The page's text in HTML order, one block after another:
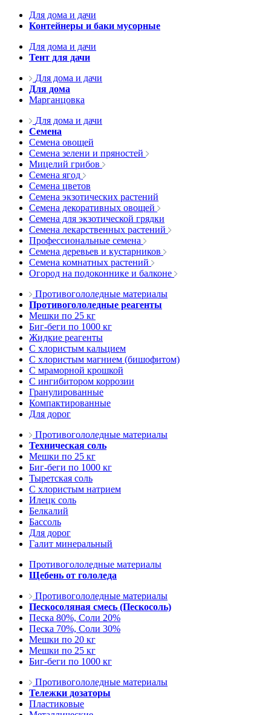
Для дома и дачи
Контейнеры и баки мусорные
Для дома и дачи
Тент для дачи
Для дома и дачи
Для дома
Марганцовка
Для дома и дачи
Семена
Семена овощей
Семена зелени и пряностей
Мицелий грибов
Семена ягод
Семена цветов
Семена экзотических растений
Семена декоративных овощей
Семена для экзотической грядки
Семена лекарственных растений
Профессиональные семена
Семена деревьев и кустарников
Семена комнатных растений
Огород на подоконнике и балконе
Противогололедные материалы
Противогололедные реагенты
Мешки по 25 кг
Биг-беги по 1000 кг
Жидкие реагенты
С хлористым кальцием
С хлористым магнием (бишофитом)
С мраморной крошкой
С ингибитором коррозии
Гранулированные
Компактированные
Для дорог
Противогололедные материалы
Техническая соль
Мешки по 25 кг
Биг-беги по 1000 кг
Тыретская соль
С хлористым натрием
Илецк соль
Белкалий
Бассоль
Для дорог
Галит минеральный
Противогололедные материалы
Щебень от гололеда
Противогололедные материалы
Пескосоляная смесь (Пескосоль)
Песка 80%, Соли 20%
Песка 70%, Соли 30%
Мешки по 20 кг
Мешки по 25 кг
Биг-беги по 1000 кг
Противогололедные материалы
Тележки дозаторы
Пластиковые